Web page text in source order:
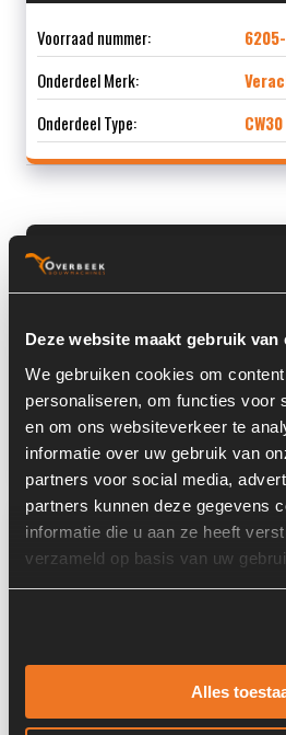
Deze website maakt gebruik van
We gebruiken cookies om
personaliseren, om functies voor
en om ons websiteverkeer te
informatie over uw gebruik van
partners voor social media,
partners kunnen deze gegevens
informatie die u aan ze heeft
verzameld op basis van uw
Alles
Voorraad nummer:
Onderdeel Merk:
Onderdeel Type:
CW30
Type bak:
Afmetingen (LxBxH) (m):
Land:
Overige informatie
Stock number: 6205-032
Brand: Verachtert
S/N: -
Machin